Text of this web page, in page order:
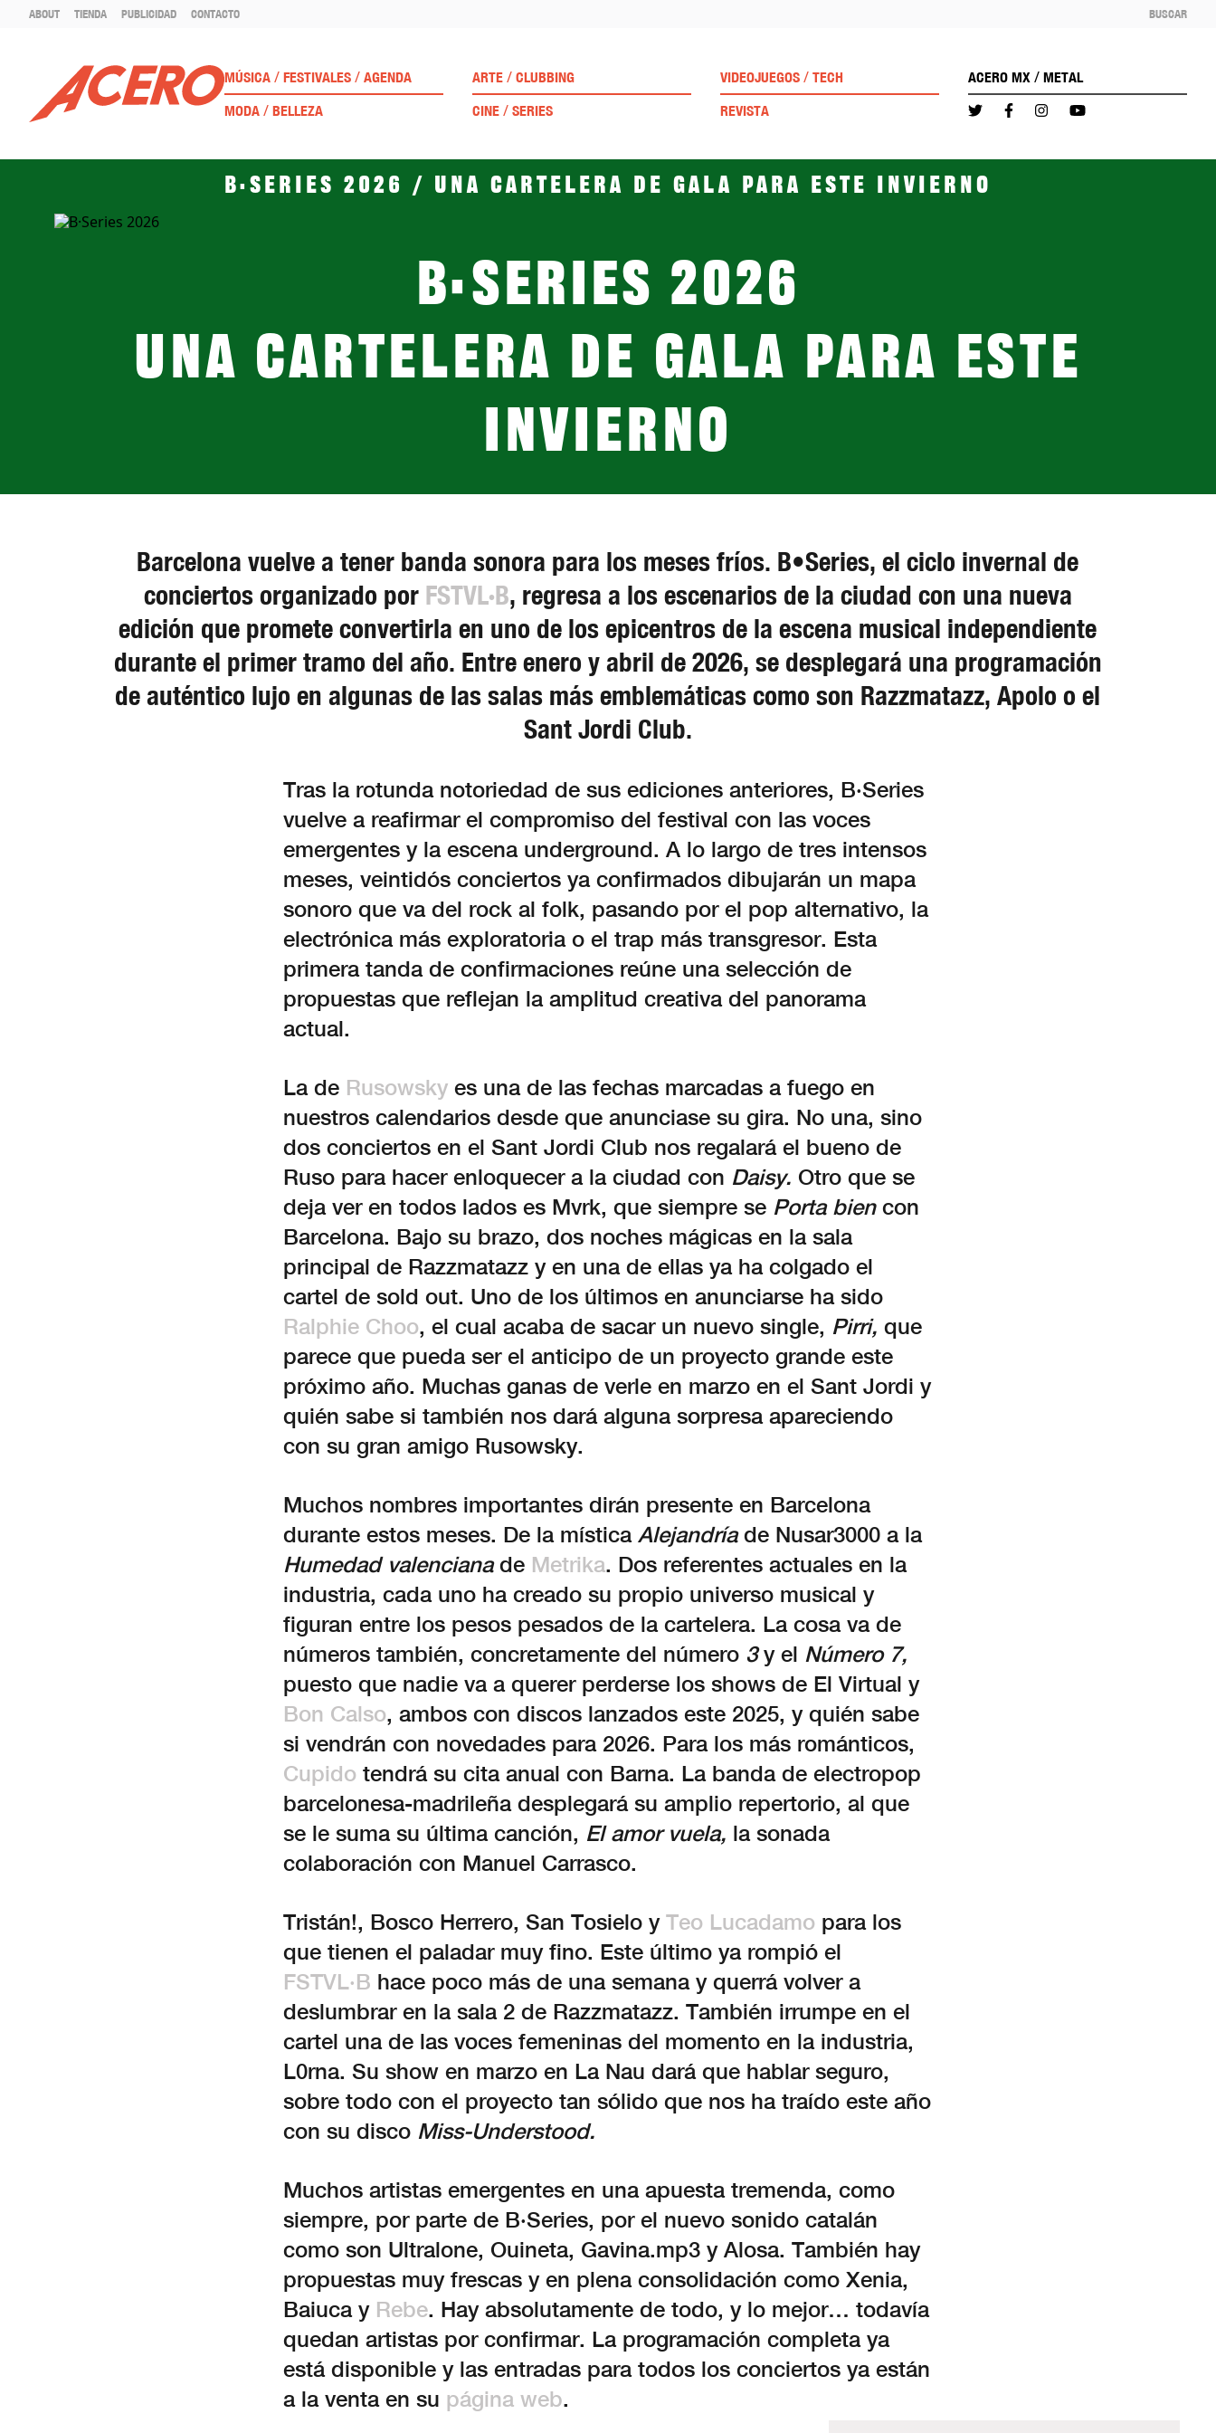
ABOUT TIENDA PUBLICIDAD CONTACTO BUSCAR
MÚSICA / FESTIVALES / AGENDA ARTE / CLUBBING VIDEOJUEGOS / TECH ACERO MX / METAL
MODA / BELLEZA CINE / SERIES REVISTA
B·Series 2026 / Una cartelera de gala para este invierno
B·Series 2026
Una cartelera de gala para este
invierno
Barcelona vuelve a tener banda sonora para los meses fríos. B•Series, el ciclo invernal de
conciertos organizado por FSTVL·B, regresa a los escenarios de la ciudad con una nueva
edición que promete convertirla en uno de los epicentros de la escena musical independiente
durante el primer tramo del año. Entre enero y abril de 2026, se desplegará una programación
de auténtico lujo en algunas de las salas más emblemáticas como son Razzmatazz, Apolo o el
Sant Jordi Club.
Tras la rotunda notoriedad de sus ediciones anteriores, B·Series
vuelve a reafirmar el compromiso del festival con las voces
emergentes y la escena underground. A lo largo de tres intensos
meses, veintidós conciertos ya confirmados dibujarán un mapa
sonoro que va del rock al folk, pasando por el pop alternativo, la
electrónica más exploratoria o el trap más transgresor. Esta
primera tanda de confirmaciones reúne una selección de
propuestas que reflejan la amplitud creativa del panorama
actual.
La de Rusowskyes una de las fechas marcadas a fuego en
nuestros calendarios desde que anunciase su gira. No una, sino
dos conciertos en el Sant Jordi Club nos regalará el bueno de
Ruso para hacer enloquecer a la ciudad con Daisy. Otro que se
deja ver en todos lados es Mvrk, que siempre se Porta biencon
Barcelona. Bajo su brazo, dos noches mágicas en la sala
principal de Razzmatazz y en una de ellas ya ha colgado el
cartel de sold out. Uno de los últimos en anunciarse ha sido
Ralphie Choo, el cual acaba de sacar un nuevo single, Pirri, que
parece que pueda ser el anticipo de un proyecto grande este
próximo año. Muchas ganas de verle en marzo en el Sant Jordi y
quién sabe si también nos dará alguna sorpresa apareciendo
con su gran amigo Rusowsky.
Muchos nombres importantes dirán presente en Barcelona
durante estos meses. De la mística Alejandríade Nusar3000 a la
Humedad valencianade Metrika. Dos referentes actuales en la
industria, cada uno ha creado su propio universo musical y
figuran entre los pesos pesados de la cartelera. La cosa va de
números también, concretamente del número 3y el Número 7,
puesto que nadie va a querer perderse los shows de El Virtual y
Bon Calso, ambos con discos lanzados este 2025, y quién sabe
si vendrán con novedades para 2026. Para los más románticos,
Cupido tendrá su cita anual con Barna. La banda de electropop
barcelonesa-madrileña desplegará su amplio repertorio, al que
se le suma su última canción, El amor vuela, la sonada
colaboración con Manuel Carrasco.
Tristán!, Bosco Herrero, San Tosielo y Teo Lucadamo para los
que tienen el paladar muy fino. Este último ya rompió el
FSTVL·B hace poco más de una semana y querrá volver a
deslumbrar en la sala 2 de Razzmatazz. También irrumpe en el
cartel una de las voces femeninas del momento en la industria,
L0rna. Su show en marzo en La Nau dará que hablar seguro,
sobre todo con el proyecto tan sólido que nos ha traído este año
con su disco Miss-Understood.
Muchos artistas emergentes en una apuesta tremenda, como
siempre, por parte de B·Series, por el nuevo sonido catalán
como son Ultralone, Ouineta, Gavina.mp3 y Alosa. También hay
propuestas muy frescas y en plena consolidación como Xenia,
Baiuca y Rebe. Hay absolutamente de todo, y lo mejor… todavía
quedan artistas por confirmar. La programación completa ya
está disponible y las entradas para todos los conciertos ya están
a la venta en su página web.